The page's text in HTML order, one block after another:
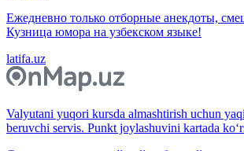
Ежедневно только отборные анекдоты,
Кузница юмора на узбекском языке!
latifa.uz
Valyutani yuqori kursda almashtirish uchun
beruvchi servis. Punkt joylashuvini kartada